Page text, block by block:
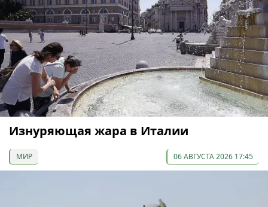
Изнуряющая жара в Италии
МИР 06 АВГУСТА 2026 17:45